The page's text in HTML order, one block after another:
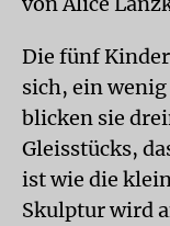
Die fünf
sich, ein
blicken sie
Gleisstücks,
ist wie die
Skulptur wird